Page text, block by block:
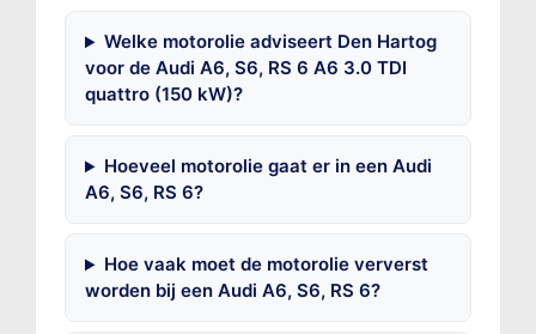
Welke motorolie adviseert Den Hartog
voor de Audi A6, S6, RS 6 A6 3.0 TDI
quattro (150 kW)?
Hoeveel motorolie gaat er in een Audi
A6, S6, RS 6?
Hoe vaak moet de motorolie ververst
worden bij een Audi A6, S6, RS 6?